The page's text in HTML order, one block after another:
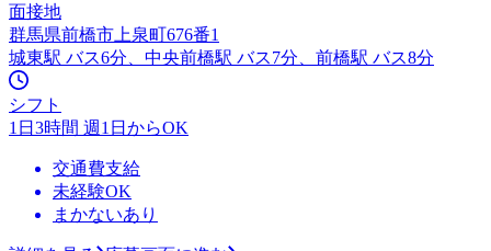
面接地
群馬県前橋市上泉町676番1
城東駅 バス6分、中央前橋駅 バス7分、前橋駅 バス8分
シフト
1日3時間 週1日からOK
交通費支給
未経験OK
まかないあり